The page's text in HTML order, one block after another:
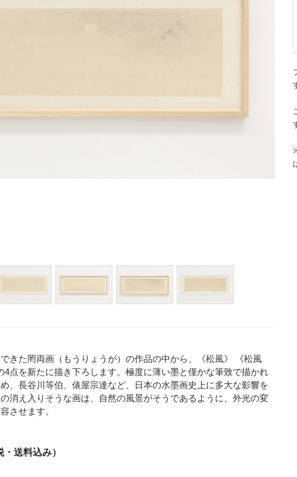
きた罔両画（もうりょうが）の作品の中から、《松風》 《松風
4点を新たに描き下ろします。極度に薄い墨と僅かな筆致で描かれ
、長谷川等伯、俵屋宗達など、日本の水墨画史上に多大な影響を
消え入りそうな画は、自然の風景がそうであるように、外光の変
させます。
送料込み）